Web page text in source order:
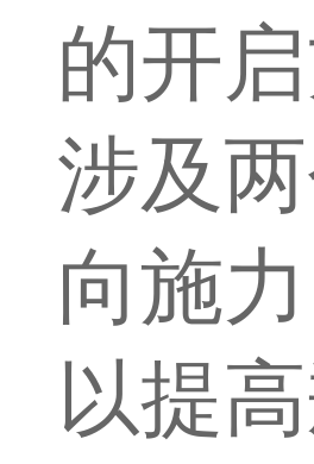
的开
涉及
向施
以提